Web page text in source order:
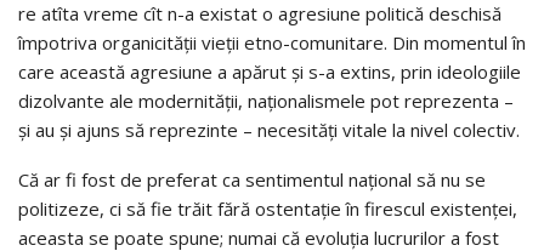
re atîta vreme cît n-a existat o agre­siune po­li­­tică deschisă
împotriva organici­tă­ţii vieţii etno-comunitare. Din mo­mentul în
care această agresiune a apărut şi s-a extins, prin ideologiile
di­zol­­vante ale moder­nităţii, naţionalismele pot reprezenta –
şi au şi ajuns să re­pre­zinte – ne­ce­sităţi vitale la nivel colectiv.
Că ar fi fost de preferat ca sen­timentul naţi­onal să nu se
politizeze, ci să fie trăit fără os­tentaţie în fires­cul exis­tenţei,
aceasta se poate spune; nu­mai că evoluţia lu­cru­ri­lor a fost